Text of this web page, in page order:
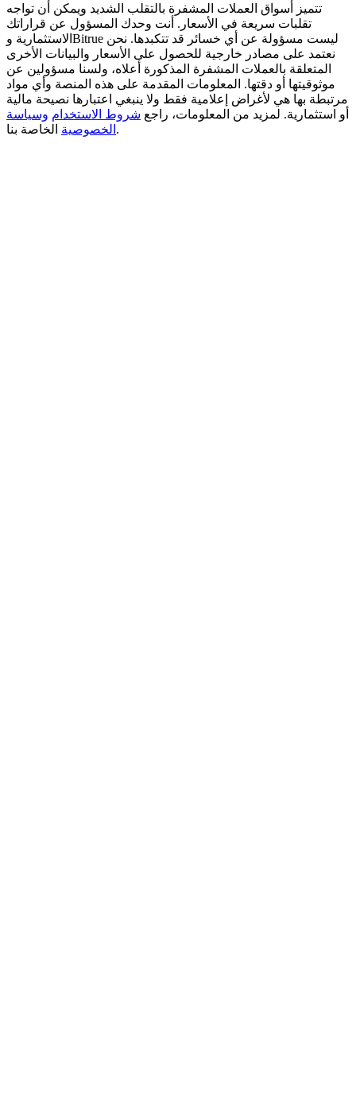
Exclusive for BitMart Users
Register & Trade to Win 500,000 USDT
Precious Metals Trading Carnival
تتميز أسواق العملات المشفرة بالتقلب الشديد ويمكن أن تواجه
تقلبات سريعة في الأسعار. أنت وحدك المسؤول عن قراراتك
الاستثمارية وBitrue ليست مسؤولة عن أي خسائر قد تتكبدها. نحن
نعتمد على مصادر خارجية للحصول على الأسعار والبيانات الأخرى
المتعلقة بالعملات المشفرة المذكورة أعلاه، ولسنا مسؤولين عن
موثوقيتها أو دقتها. المعلومات المقدمة على هذه المنصة وأي مواد
مرتبطة بها هي لأغراض إعلامية فقط ولا ينبغي اعتبارها نصيحة مالية
أو استثمارية. لمزيد من المعلومات، راجع شروط الاستخدام وسياسة
الخصوصية الخاصة بنا.